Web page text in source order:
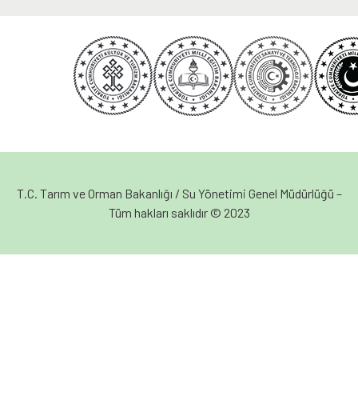
T.C. Tarım ve Orman Bakanlığı / Su Yönetimi Genel Müdürlüğü –
Tüm hakları saklıdır © 2023